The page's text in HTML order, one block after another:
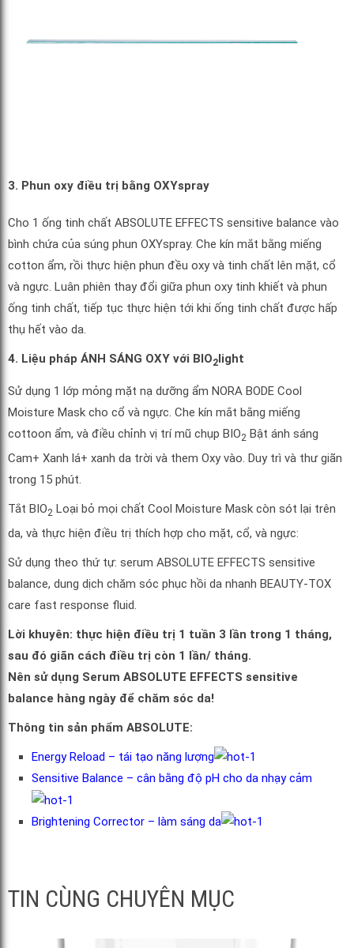
3. Phun oxy điều trị bằng OXYspray
Cho 1 ống tinh chất ABSOLUTE EFFECTS sensitive balance vào
bình chứa của súng phun OXYspray. Che kín mắt bằng miếng
cotton ẩm, rồi thực hiện phun đều oxy và tinh chất lên mặt, cổ
và ngực. Luân phiên thay đổi giữa phun oxy tinh khiết và phun
ống tinh chất, tiếp tục thực hiện tới khi ống tinh chất được hấp
thụ hết vào da.
4. Liệu pháp ÁNH SÁNG OXY với BIO2light
Sử dụng 1 lớp mỏng mặt nạ dưỡng ẩm NORA BODE Cool
Moisture Mask cho cổ và ngực. Che kín mắt bằng miếng
cottoon ẩm, và điều chỉnh vị trí mũ chụp BIO2 Bật ánh sáng
Cam+ Xanh lá+ xanh da trời và them Oxy vào. Duy trì và thư giãn
trong 15 phút.
Tắt BIO2 Loại bỏ mọi chất Cool Moisture Mask còn sót lại trên
da, và thực hiện điều trị thích hợp cho mặt, cổ, và ngực:
Sử dụng theo thứ tự: serum ABSOLUTE EFFECTS sensitive
balance, dung dịch chăm sóc phục hồi da nhanh BEAUTY-TOX
care fast response fluid.
Lời khuyên: thực hiện điều trị 1 tuần 3 lần trong 1 tháng,
sau đó giãn cách điều trị còn 1 lần/ tháng.
Nên sử dụng Serum ABSOLUTE EFFECTS sensitive
balance hàng ngày để chăm sóc da!
Thông tin sản phẩm ABSOLUTE:
Energy Reload – tái tạo năng lượng
Sensitive Balance – cân bằng độ pH cho da nhạy cảm
Brightening Corrector – làm sáng da
TIN CÙNG CHUYÊN MỤC